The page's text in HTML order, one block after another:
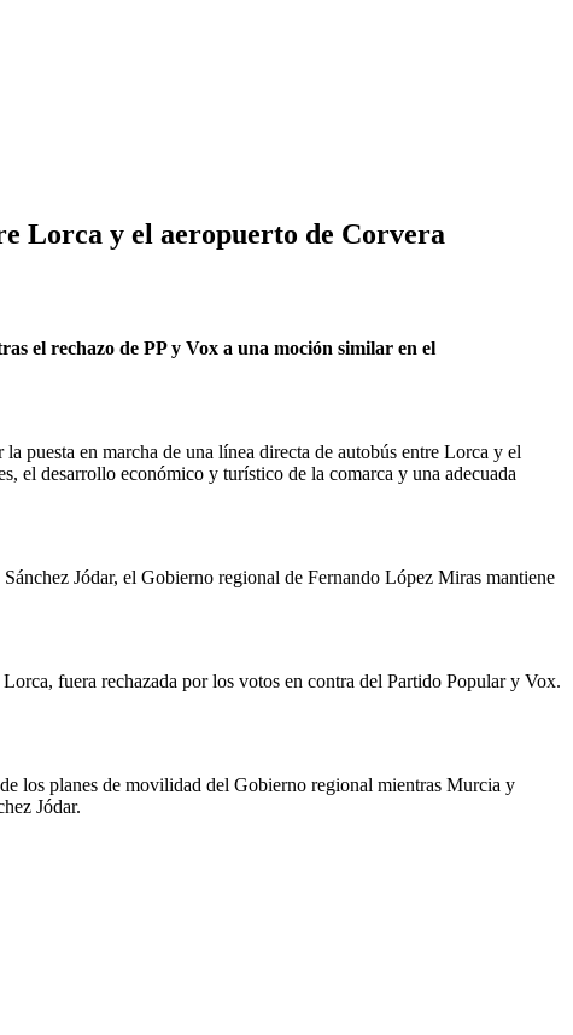
Lorca y el aeropuerto de Corvera
el rechazo de PP y Vox a una moción similar en el
puesta en marcha de una línea directa de autobús entre Lorca y el
el desarrollo económico y turístico de la comarca y una adecuada
Jódar, el Gobierno regional de Fernando López Miras mantiene
fuera rechazada por los votos en contra del Partido Popular y Vox.
los planes de movilidad del Gobierno regional mientras Murcia y
Jódar.